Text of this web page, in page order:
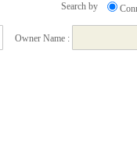
Search by
Owner Name :